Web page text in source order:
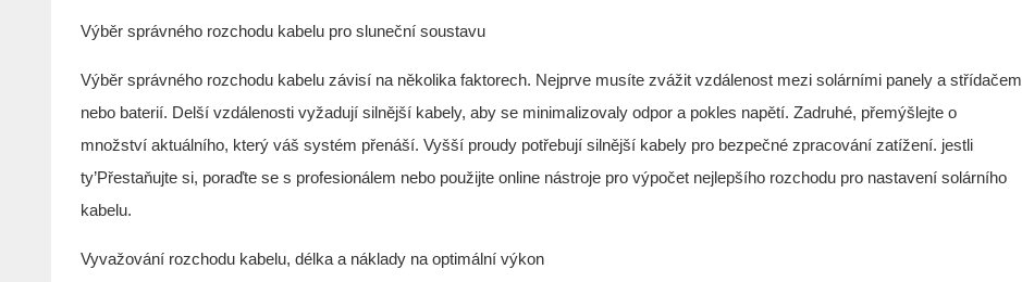
Výběr správného rozchodu kabelu pro sluneční soustavu
Výběr správného rozchodu kabelu závisí na několika faktorech. Nejprve musíte zvážit vzdálenost mezi solárními panely a střídačem
nebo baterií. Delší vzdálenosti vyžadují silnější kabely, aby se minimalizovaly odpor a pokles napětí. Zadruhé, přemýšlejte o
množství aktuálního, který váš systém přenáší. Vyšší proudy potřebují silnější kabely pro bezpečné zpracování zatížení. jestli
ty’Přestaňujte si, poraďte se s profesionálem nebo použijte online nástroje pro výpočet nejlepšího rozchodu pro nastavení solárního
kabelu.
Vyvažování rozchodu kabelu, délka a náklady na optimální výkon